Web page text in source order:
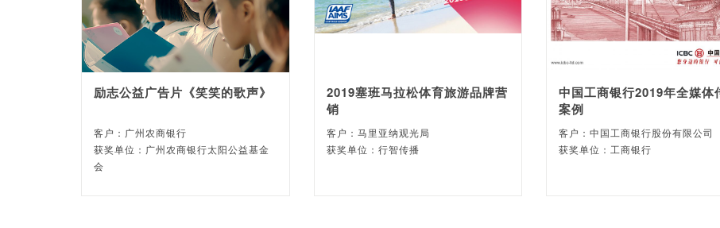
励志公益广告片《笑笑的歌声》
客户：广州农商银行
获奖单位：广州农商银行太阳公益基金
会
2019塞班马拉松体育旅游品牌营
销
客户：马里亚纳观光局
获奖单位：行智传播
中国工商银行2019年全媒体
案例
客户：中国工商银行股份有限公司
获奖单位：工商银行